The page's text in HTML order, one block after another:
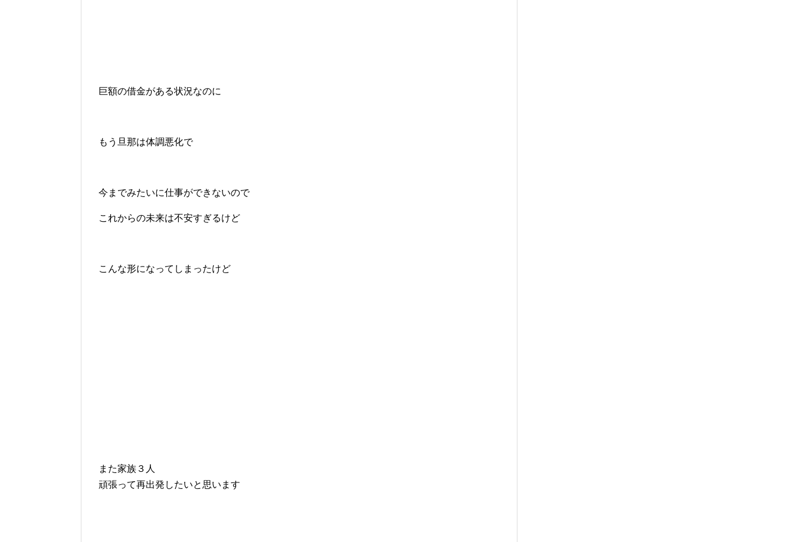
巨額の借金がある状況なのに
もう旦那は体調悪化で
今までみたいに仕事ができないので
これからの未来は不安すぎるけど
こんな形になってしまったけど
また家族３人
頑張って再出発したいと思います